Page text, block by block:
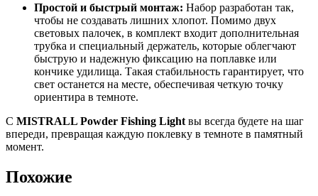
Простой и быстрый монтаж: Набор разработан так,
чтобы не создавать лишних хлопот. Помимо двух
световых палочек, в комплект входит дополнительная
трубка и специальный держатель, которые облегчают
быструю и надежную фиксацию на поплавке или
кончике удилища. Такая стабильность гарантирует, что
свет останется на месте, обеспечивая четкую точку
ориентира в темноте.
С MISTRALL Powder Fishing Light вы всегда будете на шаг
впереди, превращая каждую поклевку в темноте в памятный
момент.
Похожие